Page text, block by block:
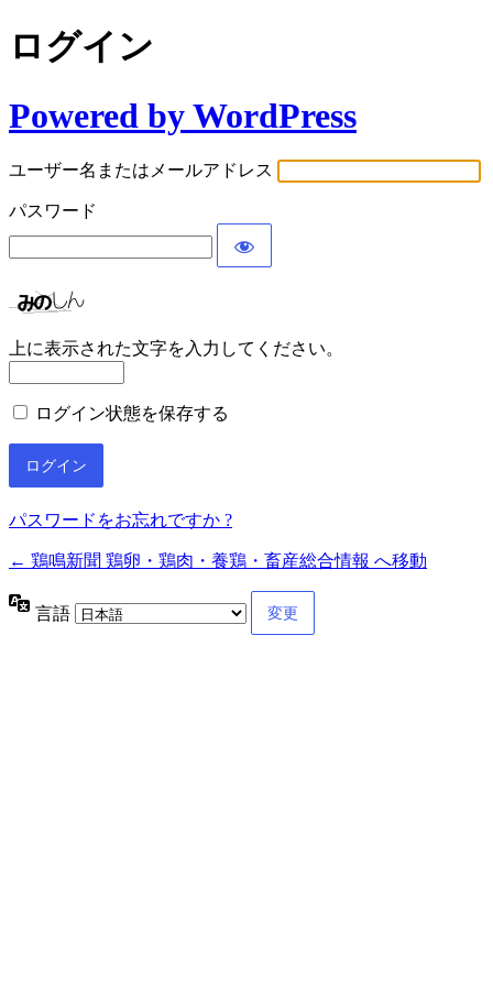
ログイン
Powered by WordPress
ユーザー名またはメールアドレス
パスワード
上に表示された文字を入力してください。
ログイン状態を保存する
パスワードをお忘れですか ?
← 鶏鳴新聞 鶏卵・鶏肉・養鶏・畜産総合情報 へ移動
言語